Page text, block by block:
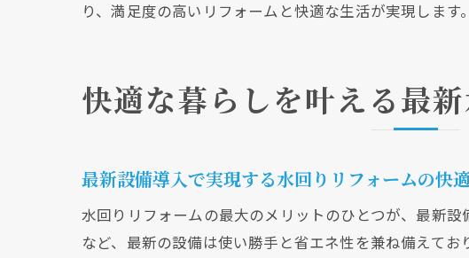
り、満足度の高いリフォームと快適な生活が実現します。
快適な暮らしを叶える最
最新設備導入で実現する水回りリフォームの快
水回りリフォームの最大のメリットのひとつが、最新
など、最新の設備は使い勝手と省エネ性を兼ね備えて